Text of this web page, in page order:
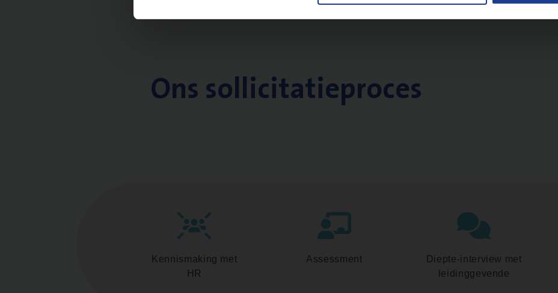
Ons sollicitatieproces
Kennismaking met
HR
Assessment
Diepte-interview met
leidinggevende